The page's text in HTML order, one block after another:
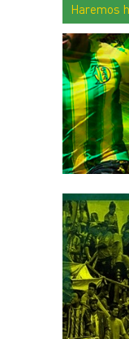
Haremos